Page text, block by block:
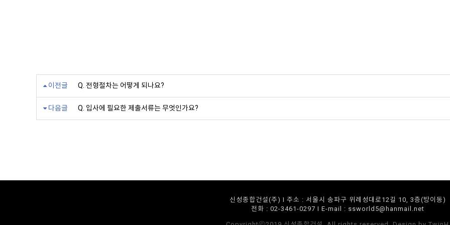
이전글 Q. 전형절차는 어떻게 되나요?
다음글 Q. 입사에 필요한 제출서류는 무엇인가요?
신성종합건설(주) I 주소 : 서울시 송파구 위례성대로12길 10, 3층(방이동)
전화 : 02-3461-0297 I E-mail : ssworld5@hanmail.net